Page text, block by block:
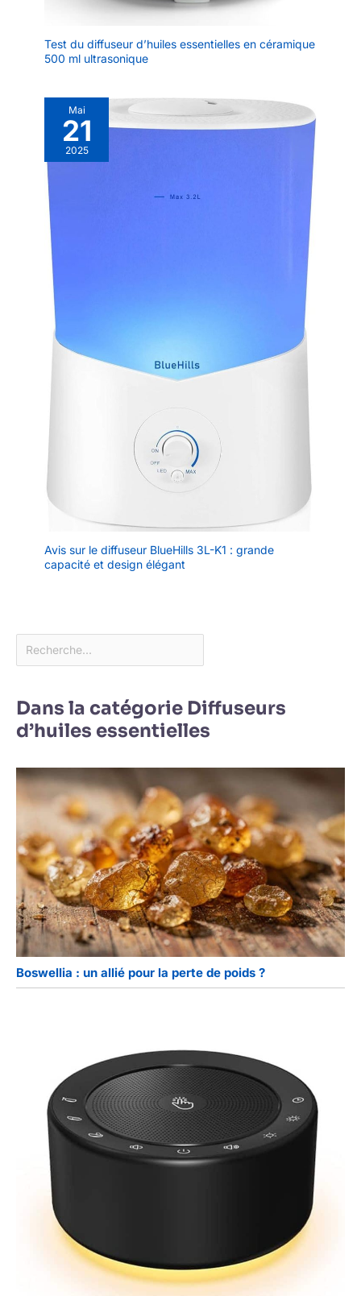
Test du diffuseur d’huiles essentielles en céramique
500 ml ultrasonique
Mai
21
2025
Avis sur le diffuseur BlueHills 3L-K1 : grande
capacité et design élégant
Dans la catégorie Diffuseurs
d’huiles essentielles
Boswellia : un allié pour la perte de poids ?